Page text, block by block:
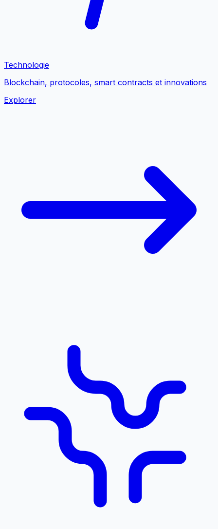
Technologie
Blockchain, protocoles, smart contracts et innovations
Explorer